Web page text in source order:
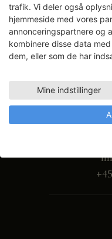
trafik. Vi deler også
hjemmeside med vores
annonceringspartnere og
kombinere disse data
dem, eller som de har
Mine indstillinger